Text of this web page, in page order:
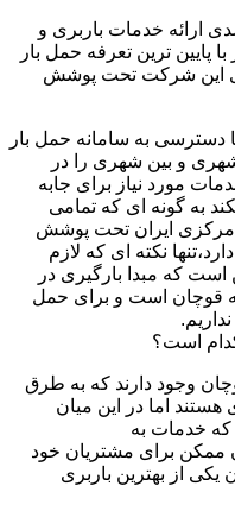
ارائه خدمات باربری و
ترین تعرفه حمل بار
این شرکت تحت پوشش
به سامانه حمل بار
شهری و بین شهری را در
مورد نیاز برای جابه
به گونه ای که تمامی
ایران تحت پوشش
نکته ای که لازم
است که مبدا بارگیری در
قوچان است و برای حمل
است؟
وجود دارند که به طرق
اما در این میان
خدمات به
ممکن برای مشتریان خود
یکی از بهترین باربری